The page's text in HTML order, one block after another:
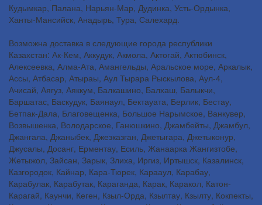
Кудымкар, Палана, Нарьян-Мар, Дудинка, Усть-Ордынка,
Ханты-Мансийск, Анадырь, Тура, Салехард.
Возможна доставка в следующие города республики
Казахстан: Ак-Кем, Аккудук, Акмола, Актогай, Актюбинск,
Алексеевка, Алма-Ата, Амангельды, Аральское море, Аркалык,
Ассы, Атбасар, Атыраы, Аул Тырара Рыскылова, Аул-4,
Ачисай, Аягуз, Аяккум, Балкашино, Балхаш, Балыкчи,
Баршатас, Баскудук, Баянаул, Бектауата, Берлик, Бестау,
Бетпак-Дала, Благовещенка, Большое Нарымское, Ванкувер,
Возвышенка, Володарское, Ганюшкино, Джамбейты, Джамбул,
Джангала, Джаныбек, Джезказган, Джетыгара, Джетыконур,
Джусалы, Досанг, Ерментау, Есиль, Жанаарка Жангизтобе,
Жетыжол, Зайсан, Зарык, Злиха, Иргиз, Иртышск, Казалинск,
Казгородок, Кайнар, Кара-Тюрек, Карааул, Карабау,
Карабулак, Карабутак, Караганда, Карак, Каракол, Катон-
Карагай, Каунчи, Кеген, Кзыл-Орда, Кзылтау, Кзылту, Кокпекты,